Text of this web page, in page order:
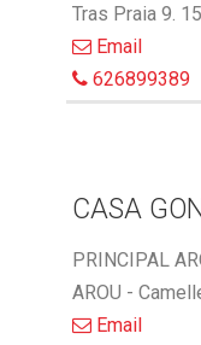
Tras Praia 9.
Email
626899389
CASA
PRINCIPAL
AROU -
Email